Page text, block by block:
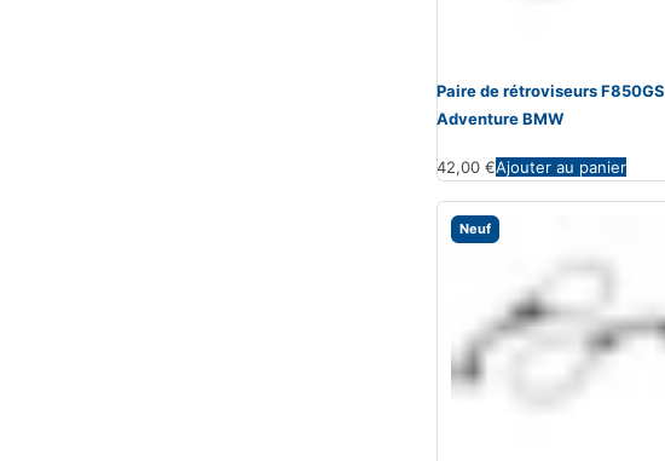
Paire de rétroviseurs F850GS
Adventure BMW
42,00€Ajouter au panier
Neuf